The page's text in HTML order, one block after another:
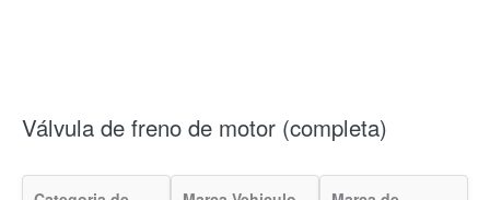
Válvula de freno de motor (completa)